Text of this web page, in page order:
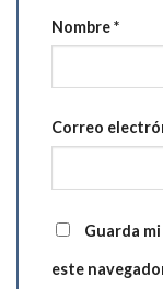
Nombre*
Correo
Guarda
este